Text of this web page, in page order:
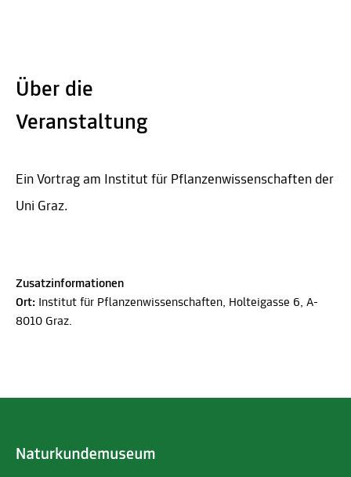
Über die
Veranstaltung
Ein Vortrag am Institut für Pflanzenwissenschaften der
Uni Graz.
Zusatzinformationen
Ort: Institut für Pflanzenwissenschaften, Holteigasse 6, A-
8010 Graz.